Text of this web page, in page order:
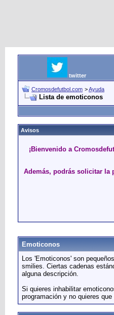
twitter
Cromosdefutbol.com >Ayuda
Lista de emoticonos
Avisos
¡Bienvenido a
Además, podrás solicitar la
Emoticonos
Los 'Emoticonos' son
smilies. Ciertas cadenas
alguna descripción.
Si quieres inhabilitar
programación y no quieres que